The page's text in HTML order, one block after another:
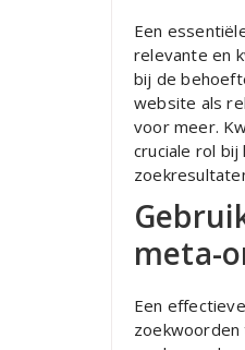
Een
relevante en
bij de
website als
voor meer.
cruciale rol
meta-
Een